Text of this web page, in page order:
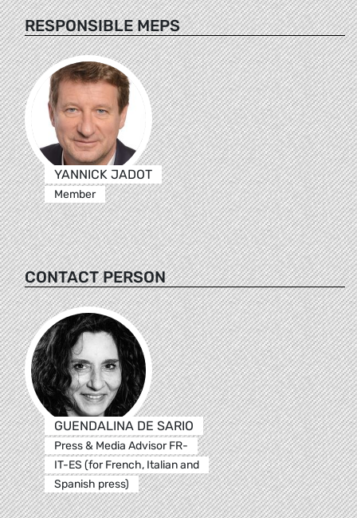
RESPONSIBLE MEPS
YANNICK JADOT
Member
CONTACT PERSON
GUENDALINA DE SARIO
Press & Media Advisor FR-
IT-ES (for French, Italian and
Spanish press)